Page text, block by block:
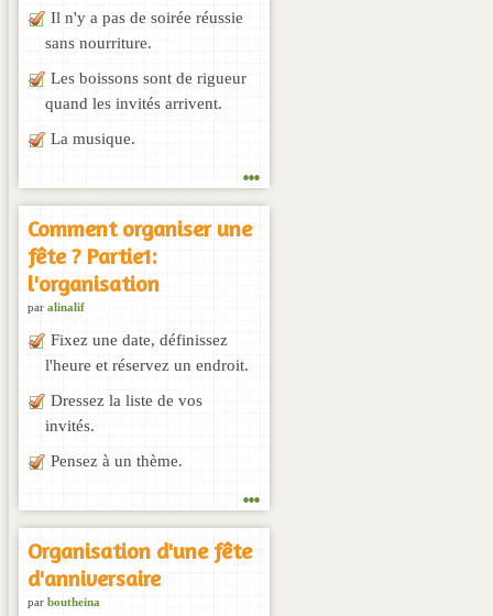
Il n'y a pas de soirée réussie
sans nourriture.
Les boissons sont de rigueur
quand les invités arrivent.
La musique.
...
Comment organiser une
fête ? Partie1:
l'organisation
par alinalif
Fixez une date, définissez
l'heure et réservez un endroit.
Dressez la liste de vos
invités.
Pensez à un thème.
...
Organisation d'une fête
d'anniversaire
par boutheina